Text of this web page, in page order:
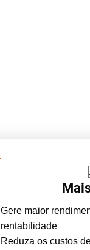
Gere maior
rentabilidade
Reduza os custos